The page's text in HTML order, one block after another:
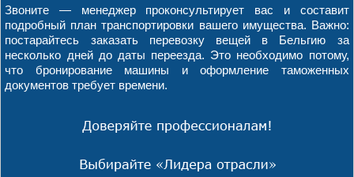
Звоните — менеджер проконсультирует вас и составит
подробный план транспортировки вашего имущества. Важно:
постарайтесь заказать перевозку вещей в Бельгию за
несколько дней до даты переезда. Это необходимо потому,
что бронирование машины и оформление таможенных
документов требует времени.